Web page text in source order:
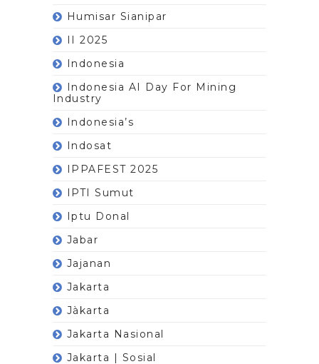
Humisar Sianipar
II 2025
Indonesia
Indonesia AI Day For Mining
Industry
Indonesia’s
Indosat
IPPAFEST 2025
IPTI Sumut
Iptu Donal
Jabar
Jajanan
Jakarta
Jàkarta
Jakarta Nasional
Jakarta | Sosial